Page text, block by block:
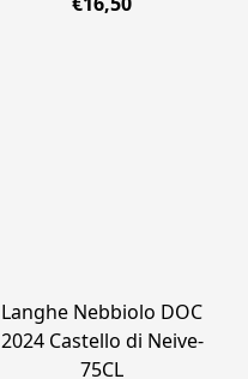
Langhe Nebbiolo DOC
2024 Castello di Neive-
75CL